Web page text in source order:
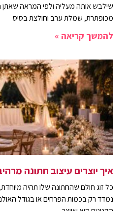
שילבש אותה מעליה ולפי המראה שאתן
מכופתרת, שמלת ערב וחולצת בסיס
להמשך קריאה »
איך יוצרים עיצוב חתונה
כל זוג חולם שהחתונה שלו תהיה
נמדד רק בכמות הפרחים או בגודל